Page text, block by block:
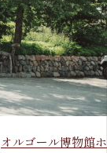
オルゴール博物館ホ